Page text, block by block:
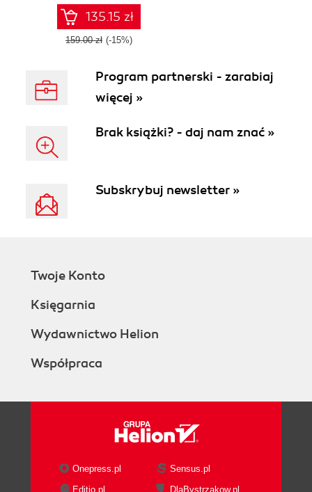
135.15 zł
159.00 zł (-15%)
Program partnerski - zarabiaj
więcej »
Brak książki? - daj nam znać »
Subskrybuj newsletter »
Twoje Konto
Księgarnia
Wydawnictwo Helion
Współpraca
Onepress.pl
Sensus.pl
Editio.pl
DlaBystrzakow.pl